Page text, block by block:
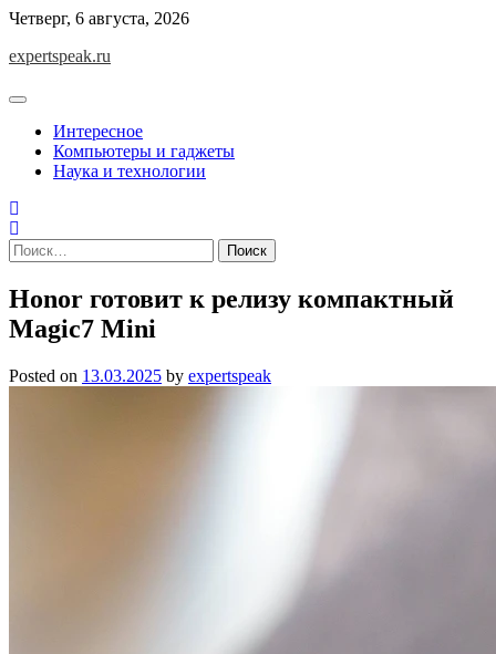
Skip
content
Четверг, 6 августа, 2026
expertspeak.ru
Интересное
Компьютеры и гаджеты
Наука и технологии
Найти:
Honor готовит к релизу компактный
Magic7 Mini
Posted on 13.03.2025 by expertspeak